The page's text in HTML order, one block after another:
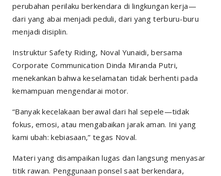
perubahan perilaku berkendara di lingkungan kerja—
dari yang abai menjadi peduli, dari yang terburu-buru
menjadi disiplin.
Instruktur Safety Riding, Noval Yunaidi, bersama
Corporate Communication Dinda Miranda Putri,
menekankan bahwa keselamatan tidak berhenti pada
kemampuan mengendarai motor.
“Banyak kecelakaan berawal dari hal sepele—tidak
fokus, emosi, atau mengabaikan jarak aman. Ini yang
kami ubah: kebiasaan,” tegas Noval.
Materi yang disampaikan lugas dan langsung menyasar
titik rawan. Penggunaan ponsel saat berkendara,